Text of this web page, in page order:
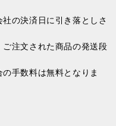
の決済日に引き落としさ
注文された商品の発送段
手数料は無料となりま